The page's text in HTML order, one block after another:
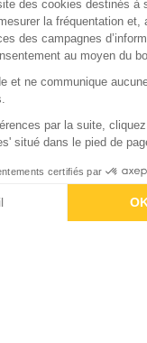
des cookies destinés à
la fréquentation et,
des campagnes
au moyen du
et ne communique
par la suite,
situé dans le pied de
certifiés par
personnelles